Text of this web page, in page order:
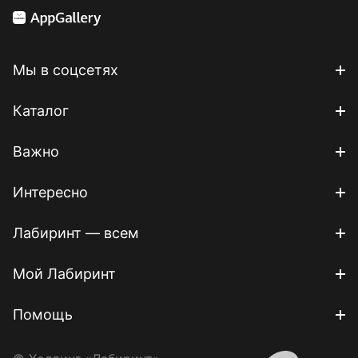
Мы в соцсетях
Каталог
Важно
Интересно
Лабиринт — всем
Мой Лабиринт
Помощь